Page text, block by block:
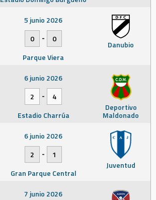
Danubio
5 junio 2026
0
-
0
Parque Viera
Deportivo
Maldonado
6 junio 2026
2
-
4
Estadio Charrúa
Juventud
6 junio 2026
2
-
1
Gran Parque Central
7 junio 2026